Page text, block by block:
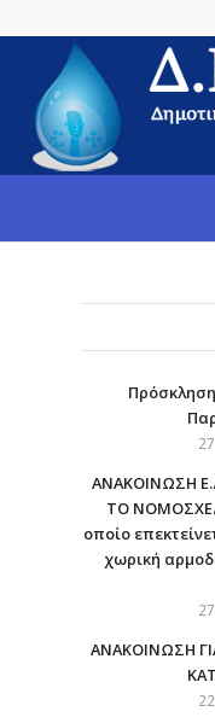
ΑΝΑΚΟΙΝΩΣΗ
ΤΟ
οποίο
χωρική
ΑΝΑΚΟΙΝΩΣΗ